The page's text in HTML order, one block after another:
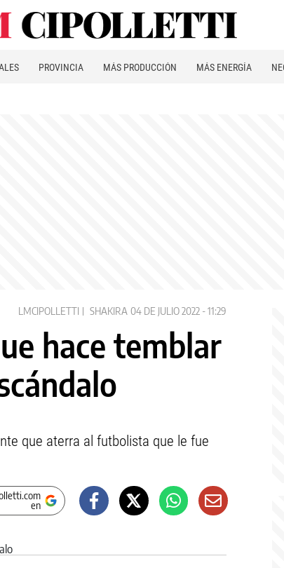
PROVINCIA MÁS PRODUCCIÓN MÁS ENERGÍA
LMCIPOLLETTI SHAKIRA 04 DE JULIO 2022 - 11:29
hace temblar
que aterra al futbolista que le fue
en